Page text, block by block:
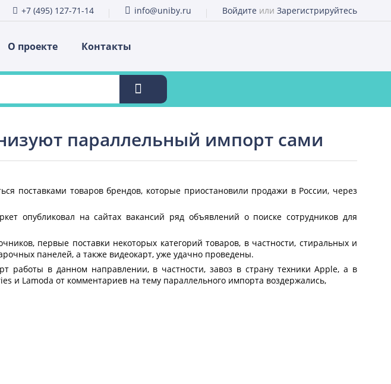
+7 (495) 127-71-14 info@uniby.ru Войдите или Зарегистрируйтесь
О проекте Контакты
параллельный импорт сами
поставками товаров брендов, которые приостановили продажи в России, через
опубликовал на сайтах вакансий ряд объявлений о поиске сотрудников для
первые поставки некоторых категорий товаров, в частности, стиральных и
панелей, а также видеокарт, уже удачно проведены.
работы в данном направлении, в частности, завоз в страну техники Apple, а в
и Lamoda от комментариев на тему параллельного импорта воздержались,